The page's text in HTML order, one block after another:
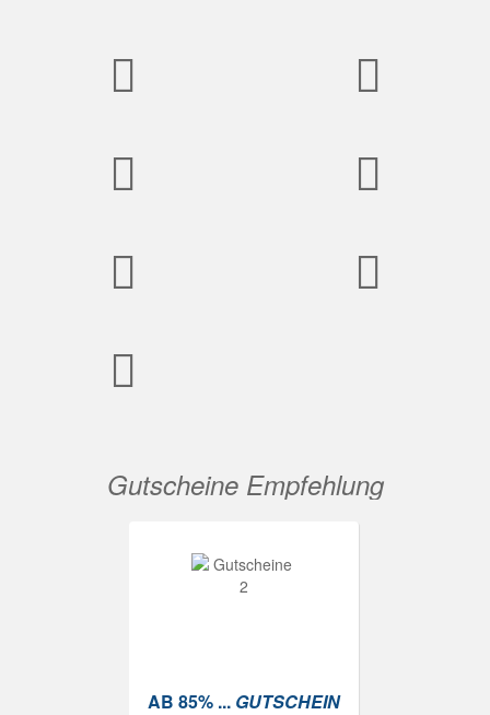
Gutscheine Empfehlung
AB 85% ... GUTSCHEIN